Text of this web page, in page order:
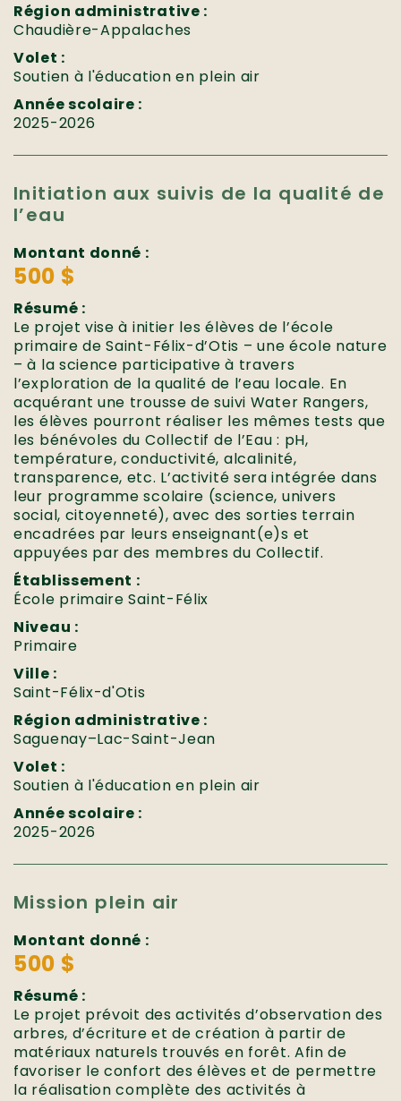
Région administrative :
Chaudière-Appalaches
Volet :
Soutien à l'éducation en plein air
Année scolaire :
2025-2026
Initiation aux suivis de la qualité de
l’eau
Montant donné :
500 $
Résumé :
Le projet vise à initier les élèves de l’école
primaire de Saint-Félix-d’Otis – une école nature
– à la science participative à travers
l’exploration de la qualité de l’eau locale. En
acquérant une trousse de suivi Water Rangers,
les élèves pourront réaliser les mêmes tests que
les bénévoles du Collectif de l’Eau : pH,
température, conductivité, alcalinité,
transparence, etc. L’activité sera intégrée dans
leur programme scolaire (science, univers
social, citoyenneté), avec des sorties terrain
encadrées par leurs enseignant(e)s et
appuyées par des membres du Collectif.
Établissement :
École primaire Saint-Félix
Niveau :
Primaire
Ville :
Saint-Félix-d'Otis
Région administrative :
Saguenay–Lac-Saint-Jean
Volet :
Soutien à l'éducation en plein air
Année scolaire :
2025-2026
Mission plein air
Montant donné :
500 $
Résumé :
Le projet prévoit des activités d’observation des
arbres, d’écriture et de création à partir de
matériaux naturels trouvés en forêt. Afin de
favoriser le confort des élèves et de permettre
la réalisation complète des activités à